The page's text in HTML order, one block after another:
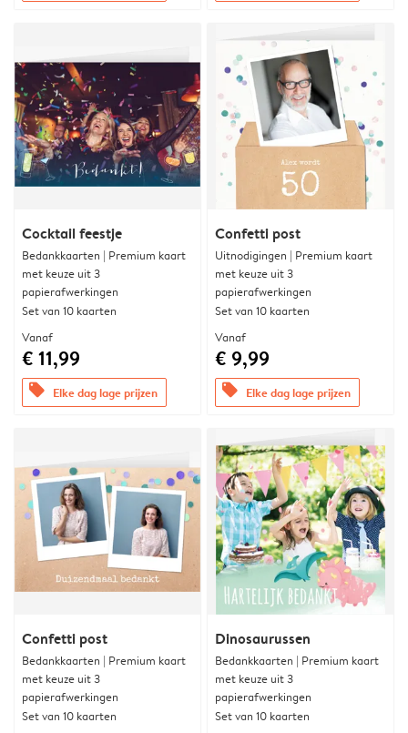
Cocktail feestje
Bedankkaarten | Premium kaart
met keuze uit 3
papierafwerkingen
Set van 10 kaarten
Vanaf
€ 11,99
offers Elke dag lage prijzen
Confetti post
Uitnodigingen | Premium kaart
met keuze uit 3
papierafwerkingen
Set van 10 kaarten
Vanaf
€ 9,99
offers Elke dag lage prijzen
Confetti post
Bedankkaarten | Premium kaart
met keuze uit 3
papierafwerkingen
Set van 10 kaarten
Dinosaurussen
Bedankkaarten | Premium kaart
met keuze uit 3
papierafwerkingen
Set van 10 kaarten